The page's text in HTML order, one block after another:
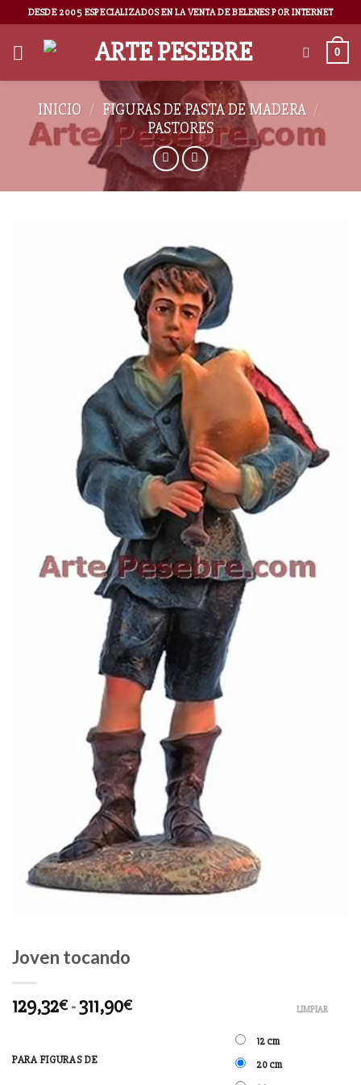
DESDE 2005 ESPECIALIZADOS EN LA VENTA DE BELENES POR INTERNET
0
INICIO / FIGURAS DE PASTA DE MADERA /
PASTORES
Joven tocando
129,32€ -311,90€
PARA FIGURAS DE
12 cm
20 cm
LIMPIAR